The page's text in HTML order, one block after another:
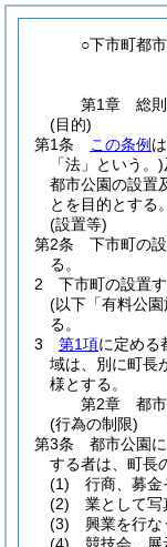
○下市町都
第1章
総則
(目的)
第1条
この条例
「法」という。)
都市公園の設置
とを目的とする。
(設置等)
第2条
下市町の
る。
2
下市町の設置
(以下「有料公
る。
3
第1項に定める
域は、別に町長
様とする。
第2章
都
(行為の制限)
第3条
都市公園に
する者は、町長
(1)
行商、募金
(2)
業として写
(3)
興業を行な